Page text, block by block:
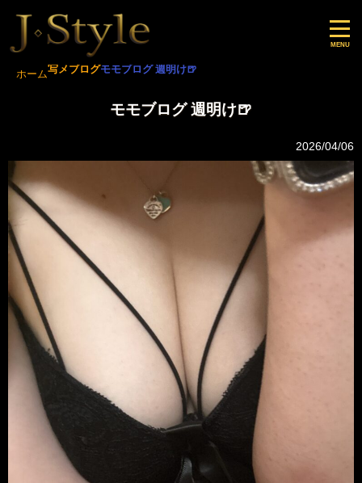
ホーム写メブログモモブログ 週明け🍺
モモブログ 週明け🍺
2026/04/06